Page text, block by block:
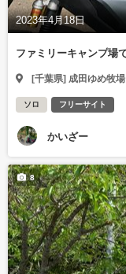
2023年4月18日
ファミリーキャンプ場
[千葉県] 成田ゆめ牧
ソロ フリーサイト
かいざー
8